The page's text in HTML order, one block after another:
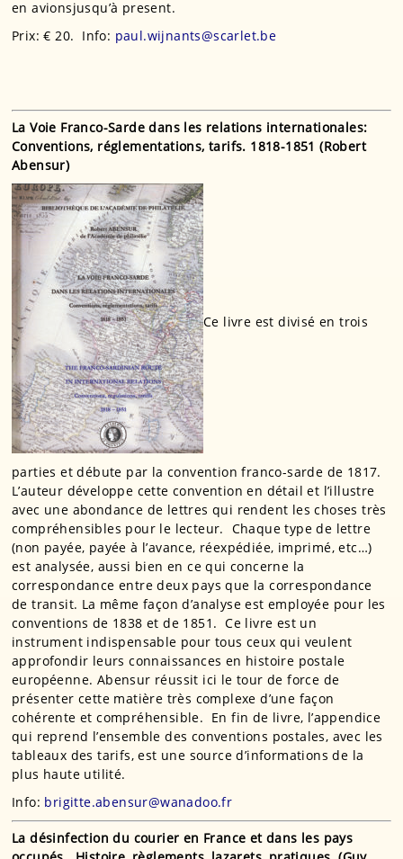
en avionsjusqu’à present.
Prix: € 20. Info: paul.wijnants@scarlet.be
La Voie Franco-Sarde dans les relations internationales:
Conventions, réglementations, tarifs. 1818-1851 (Robert
Abensur)
Ce livre est divisé en trois
parties et débute par la convention franco-sarde de 1817.
L’auteur développe cette convention en détail et l’illustre
avec une abondance de lettres qui rendent les choses très
compréhensibles pour le lecteur. Chaque type de lettre
(non payée, payée à l’avance, réexpédiée, imprimé, etc…)
est analysée, aussi bien en ce qui concerne la
correspondance entre deux pays que la correspondance
de transit. La même façon d’analyse est employée pour les
conventions de 1838 et de 1851. Ce livre est un
instrument indispensable pour tous ceux qui veulent
approfondir leurs connaissances en histoire postale
européenne. Abensur réussit ici le tour de force de
présenter cette matière très complexe d’une façon
cohérente et compréhensible. En fin de livre, l’appendice
qui reprend l’ensemble des conventions postales, avec les
tableaux des tarifs, est une source d’informations de la
plus haute utilité.
Info: brigitte.abensur@wanadoo.fr
La désinfection du courier en France et dans les pays